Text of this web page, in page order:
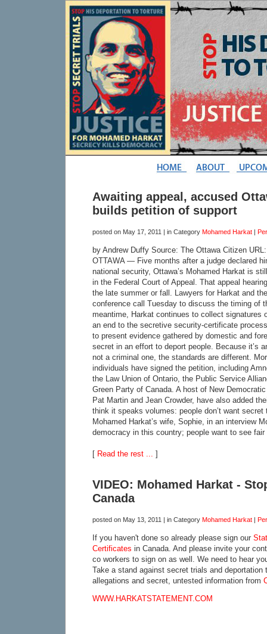
Awaiting appeal, accused
builds petition of support
posted on May 17, 2011 | in Category Mohamed Harkat |
by Andrew Duffy Source: The Ottawa Citizen
OTTAWA — Five months after a judge declared
national security, Ottawa’s Mohamed Harkat is
in the Federal Court of Appeal. That appeal
the late summer or fall. Lawyers for Harkat and
conference call Tuesday to discuss the timing of
meantime, Harkat continues to collect signatures
an end to the secretive security-certificate
to present evidence gathered by domestic and
secret in an effort to deport people. Because it’s
not a criminal one, the standards are different.
individuals have signed the petition, including
the Law Union of Ontario, the Public Service
Green Party of Canada. A host of New
Pat Martin and Jean Crowder, have also added
think it speaks volumes: people don’t want secret
Mohamed Harkat’s wife, Sophie, in an interview
democracy in this country; people want to see fair
[ Read the rest ... ]
VIDEO: Mohamed Harkat -
Canada
posted on May 13, 2011 | in Category Mohamed Harkat |
If you haven't done so already please sign our
Certificates in Canada. And please invite your
co workers to sign on as well. We need to hear
Take a stand against secret trials and deportation
allegations and secret, untested information from
WWW.HARKATSTATEMENT.COM